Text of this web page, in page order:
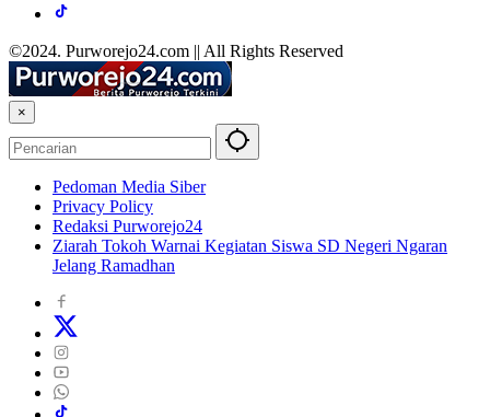
©2024. Purworejo24.com || All Rights Reserved
×
Pedoman Media Siber
Privacy Policy
Redaksi Purworejo24
Ziarah Tokoh Warnai Kegiatan Siswa SD Negeri Ngaran
Jelang Ramadhan